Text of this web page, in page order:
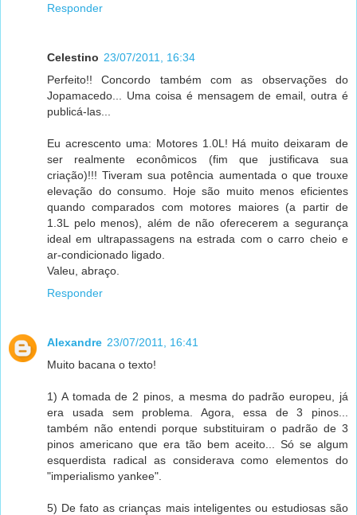
Responder
Celestino 23/07/2011, 16:34
Perfeito!! Concordo também com as observações do
Jopamacedo... Uma coisa é mensagem de email, outra é
publicá-las...
Eu acrescento uma: Motores 1.0L! Há muito deixaram de
ser realmente econômicos (fim que justificava sua
criação)!!! Tiveram sua potência aumentada o que trouxe
elevação do consumo. Hoje são muito menos eficientes
quando comparados com motores maiores (a partir de
1.3L pelo menos), além de não oferecerem a segurança
ideal em ultrapassagens na estrada com o carro cheio e
ar-condicionado ligado.
Valeu, abraço.
Responder
Alexandre 23/07/2011, 16:41
Muito bacana o texto!
1) A tomada de 2 pinos, a mesma do padrão europeu, já
era usada sem problema. Agora, essa de 3 pinos...
também não entendi porque substituiram o padrão de 3
pinos americano que era tão bem aceito... Só se algum
esquerdista radical as considerava como elementos do
"imperialismo yankee".
5) De fato as crianças mais inteligentes ou estudiosas são